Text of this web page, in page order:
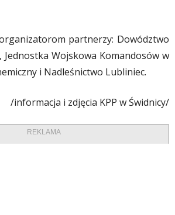
partnerzy: Dowództwo
Jednostka Wojskowa Komandosów w
i Nadleśnictwo Lubliniec.
/informacja i zdjęcia KPP w Świdnicy/
REKLAMA